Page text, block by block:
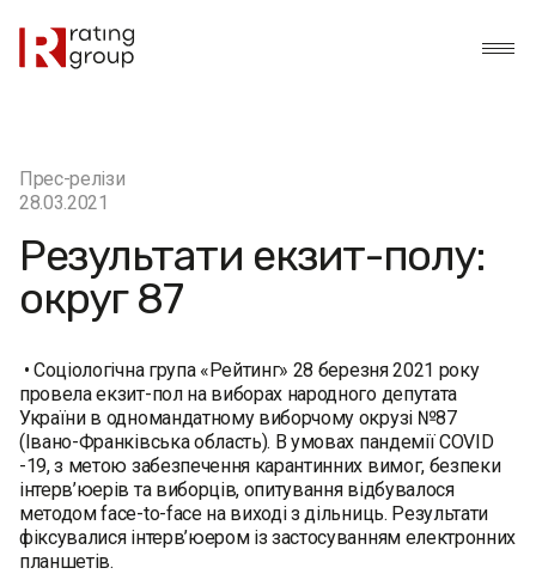
Прес-релізи
28.03.2021
Результати екзит-полу:
округ 87
• Соціологічна група «Рейтинг» 28 березня 2021 року
провела екзит-пол на виборах народного депутата
України в одномандатному виборчому окрузі №87
(Івано-Франківська область). В умовах пандемії COVID
-19, з метою забезпечення карантинних вимог, безпеки
інтерв’юерів та виборців, опитування відбувалося
методом face-to-face на виході з дільниць. Результати
фіксувалися інтерв’юером із застосуванням електронних
планшетів.